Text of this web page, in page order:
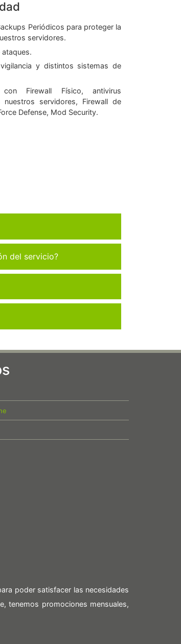
Periódicos para proteger la
servidores.
y distintos sistemas de
Firewall Físico, antivirus
nuestros servidores, Firewall de
Defense, Mod Security.
del servicio?
poder satisfacer las necesidades
tenemos promociones mensuales,